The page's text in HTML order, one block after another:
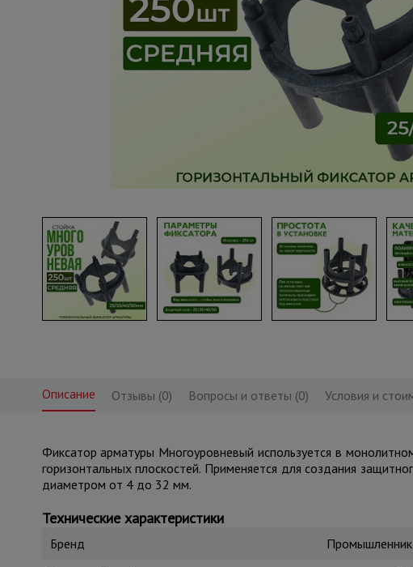
Тачки строительные и садовые
Лестницы и стремянки
Штукатурные комплекты
Описание Отзывы (0) Вопросы и ответы (0) Условия и
Фиксатор арматуры Многоуровневый используется в
горизонтальных плоскостей. Применяется для создания
диаметром от 4 до 32 мм.
Технические характеристики
Бренд
Промышленник